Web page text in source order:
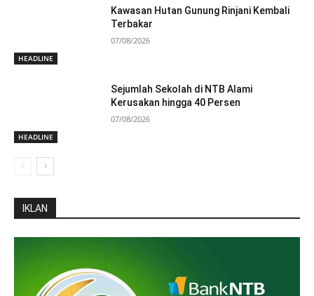
HEADLINE
Kawasan Hutan Gunung Rinjani Kembali
Terbakar
07/08/2026
HEADLINE
Sejumlah Sekolah di NTB Alami
Kerusakan hingga 40 Persen
07/08/2026
IKLAN